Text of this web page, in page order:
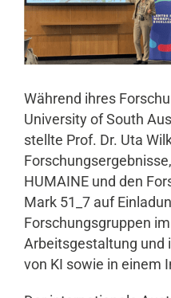
Während ihres
University of South
stellte Prof. Dr. Uta
HUMAINE und den
Mark 51_7 auf
Forschungsgruppen
Arbeitsgestaltung und
von KI sowie in einem